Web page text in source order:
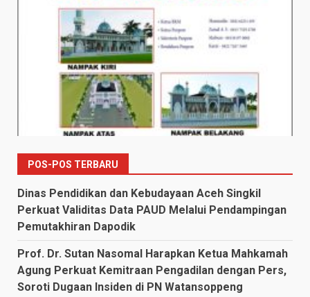
POS-POS TERBARU
Dinas Pendidikan dan Kebudayaan Aceh Singkil
Perkuat Validitas Data PAUD Melalui Pendampingan
Pemutakhiran Dapodik
Prof. Dr. Sutan Nasomal Harapkan Ketua Mahkamah
Agung Perkuat Kemitraan Pengadilan dengan Pers,
Soroti Dugaan Insiden di PN Watansoppeng